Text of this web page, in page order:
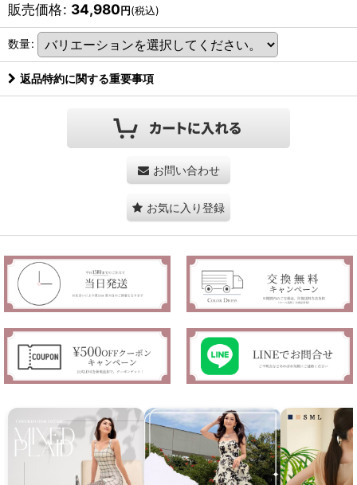
販売価格: 34,980円(税込)
数量:
返品特約に関する重要事項
お問い合わせ
お気に入り登録